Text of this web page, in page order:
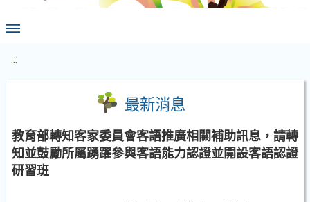
:::
最新消息
教育部轉知客家委員會客語推廣相關補助訊息，請轉
知並鼓勵所屬踴躍參與客語能力認證並開設客語認證
研習班